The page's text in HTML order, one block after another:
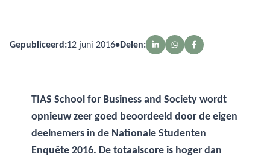
Gepubliceerd:12 juni 2016•Delen:
TIAS School for Business and Society wordt
opnieuw zeer goed beoordeeld door de eigen
deelnemers in de Nationale Studenten
Enquête 2016. De totaalscore is hoger dan